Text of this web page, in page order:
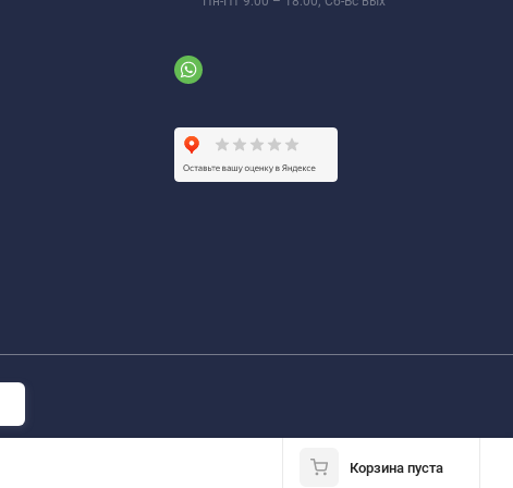
Корзина пуста